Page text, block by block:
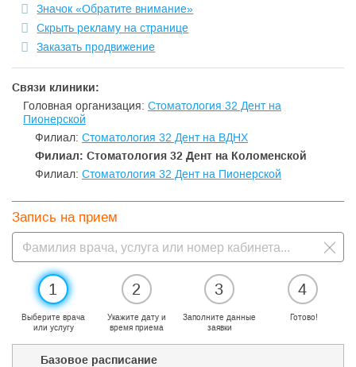
Значок «Обратите внимание»
Скрыть рекламу на странице
Заказать продвижение
Связи клиники:
Головная организация: Стоматология 32 Дент на
Пионерской
Филиал: Стоматология 32 Дент на ВДНХ
Филиал: Стоматология 32 Дент на Коломенской
Филиал: Стоматология 32 Дент на Пионерской
Запись на прием
1
Выберите врача
или услугу
2
Укажите дату и
время приема
3
Заполните данные
заявки
4
Готово!
Базовое расписание